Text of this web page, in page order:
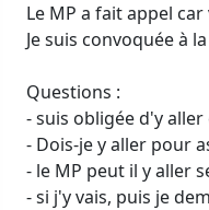
Le MP a fait appel
Je suis convoquée à
Questions :
- suis obligée d'y
- Dois-je y aller pour
- le MP peut il y aller
- si j'y vais, puis je